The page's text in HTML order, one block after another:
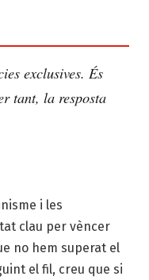
exclusives. És
tant, la resposta
i les
clau per vèncer
no hem superat el
el fil, creu que si